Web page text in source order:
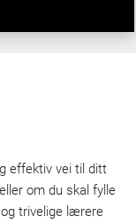
effektiv vei til ditt
om du skal fylle
trivelige lærere